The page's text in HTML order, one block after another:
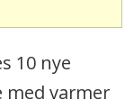
10 nye
med varmer